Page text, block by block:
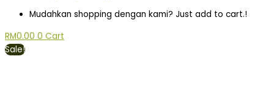
Mudahkan shopping dengan kami? Just add to cart.!
RM0.00 0 Cart
Sale!